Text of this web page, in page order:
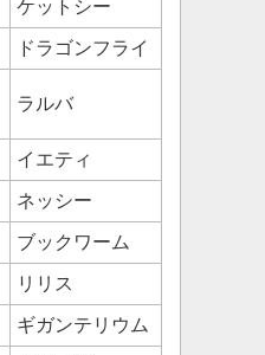
ケットシー
ドラゴンフライ
ラルバ
イエティ
ネッシー
ブックワーム
リリス
ギガンテリウム